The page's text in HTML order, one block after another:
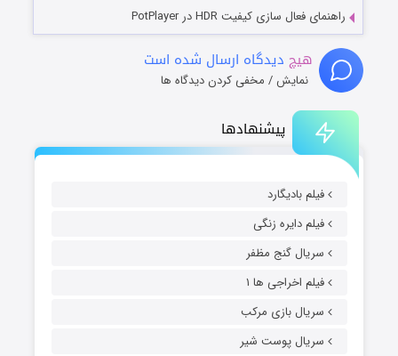
پیشنهادها
فیلم بادیگارد
فیلم دایره زنگی
سریال گنج مظفر
فیلم اخراجی ها ۱
سریال بازی مرکب
سریال پوست شیر
راهنمای فعال سازی کیفیت HDR در PotPlayer
هیچ دیدگاه ارسال شده است
نمایش / مخفی کردن دیدگاه ها